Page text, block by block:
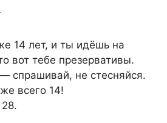
14 лет, и ты идёшь на
вот тебе презервативы.
спрашивай, не стесняйся.
всего 14!